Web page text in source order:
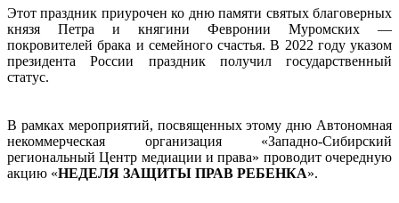
Этот праздник приурочен ко дню памяти святых благоверных
князя Петра и княгини Февронии Муромских —
покровителей брака и семейного счастья. В 2022 году указом
президента России праздник получил государственный
статус.
В рамках мероприятий, посвященных этому дню Автономная
некоммерческая организация «Западно-Сибирский
региональный Центр медиации и права» проводит очередную
акцию «НЕДЕЛЯ ЗАЩИТЫ ПРАВ РЕБЕНКА».